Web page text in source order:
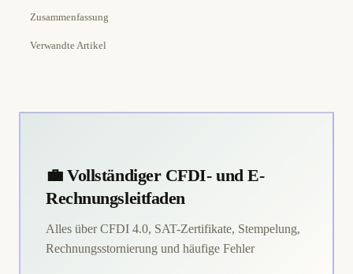
Zusammenfassung
Verwandte Artikel
💼 Vollständiger CFDI- und E-
Rechnungsleitfaden
Alles über CFDI 4.0, SAT-Zertifikate, Stempelung,
Rechnungsstornierung und häufige Fehler